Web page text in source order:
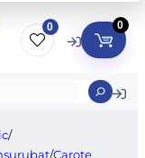
0 0
/
/Carote